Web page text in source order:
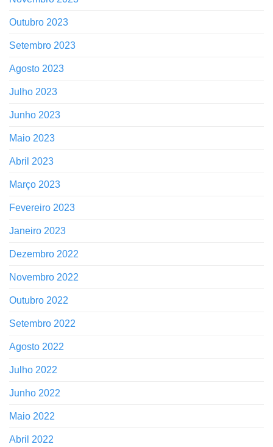
Outubro 2023
Setembro 2023
Agosto 2023
Julho 2023
Junho 2023
Maio 2023
Abril 2023
Março 2023
Fevereiro 2023
Janeiro 2023
Dezembro 2022
Novembro 2022
Outubro 2022
Setembro 2022
Agosto 2022
Julho 2022
Junho 2022
Maio 2022
Abril 2022